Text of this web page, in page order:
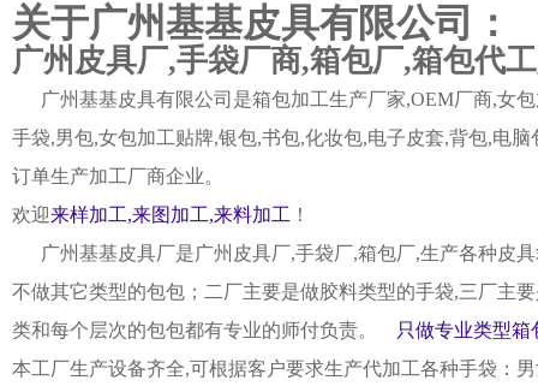
关于广州基基皮具有限公司：
广州皮具厂,手袋厂商,箱包厂,箱包代
广州基基皮具有限公司是箱包加工生产厂家,OEM厂商,女
手袋,男包,女包加工贴牌,银包,书包,化妆包,电子皮套,背包,电
订单生产加工厂商企业。
欢迎来样加工,来图加工,来料加工 ！
广州基基皮具厂是广州皮具厂,手袋厂,箱包厂,生产各种皮
不做其它类型的包包；二厂主要是做胶料类型的手袋,三厂主
类和每个层次的包包都有专业的师付负责。
只做专业类型箱
本工厂生产设备齐全,可根据客户要求生产代加工各种手袋：